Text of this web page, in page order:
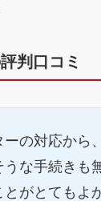
判口コミ
ーの対応から
な手続きも
がとてもよ